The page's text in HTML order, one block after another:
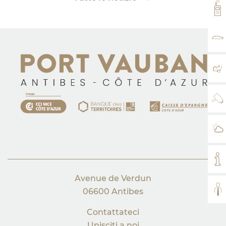
IL
IL
Avenue de Verdun
06600 Antibes
Contattateci